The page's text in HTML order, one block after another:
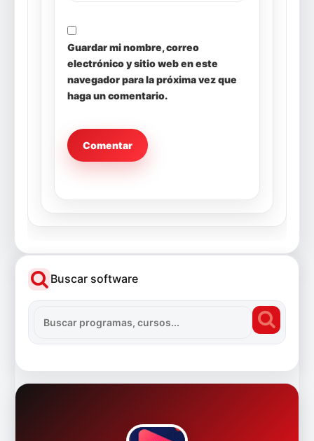
Guardar mi nombre, correo
electrónico y sitio web en este
navegador para la próxima vez que
haga un comentario.
Buscar software